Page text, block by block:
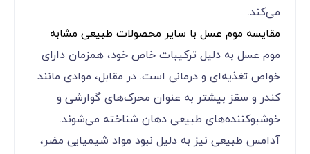
می‌کند.
مقایسه موم عسل با سایر محصولات طبیعی مشابه
موم عسل به دلیل ترکیبات خاص خود، همزمان دارای
خواص تغذیه‌ای و درمانی است. در مقابل، موادی مانند
کندر و سقز بیشتر به عنوان محرک‌های گوارشی و
خوشبوکننده‌های طبیعی دهان شناخته می‌شوند.
آدامس طبیعی نیز به دلیل نبود مواد شیمیایی مضر،